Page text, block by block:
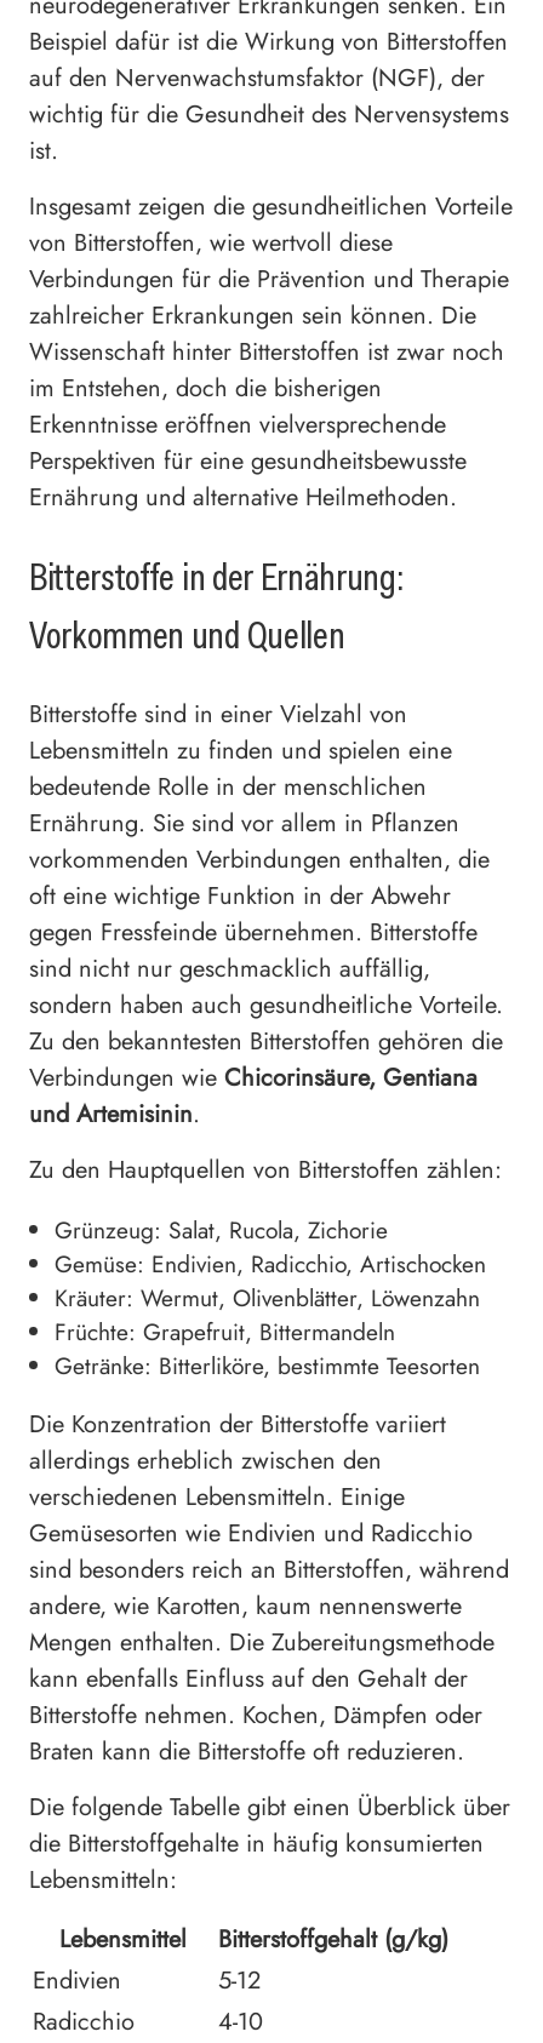
Beispiel dafür ist die Wirkung von Bitterstoffen
auf den Nervenwachstumsfaktor (NGF), der
wichtig für die Gesundheit des Nervensystems
ist.
Insgesamt zeigen die gesundheitlichen Vorteile
von Bitterstoffen, wie wertvoll diese
Verbindungen für die Prävention und Therapie
zahlreicher Erkrankungen sein können. Die
Wissenschaft hinter Bitterstoffen ist zwar noch
im Entstehen, doch die bisherigen
Erkenntnisse eröffnen vielversprechende
Perspektiven für eine gesundheitsbewusste
Ernährung und alternative Heilmethoden.
Bitterstoffe in der Ernährung:
Vorkommen und Quellen
Bitterstoffe sind in einer Vielzahl von
Lebensmitteln zu finden und spielen eine
bedeutende Rolle in der menschlichen
Ernährung. Sie sind vor allem in Pflanzen
vorkommenden Verbindungen enthalten, die
oft eine wichtige Funktion in der Abwehr
gegen Fressfeinde übernehmen. Bitterstoffe
sind nicht nur geschmacklich auffällig,
sondern haben auch gesundheitliche Vorteile.
Zu den bekanntesten Bitterstoffen gehören die
Verbindungen wie Chicorinsäure, Gentiana
und Artemisinin.
Zu den Hauptquellen von Bitterstoffen zählen:
Grünzeug: Salat, Rucola, Zichorie
Gemüse: Endivien, Radicchio, Artischocken
Kräuter: Wermut, Olivenblätter, Löwenzahn
Früchte: Grapefruit, Bittermandeln
Getränke: Bitterliköre, bestimmte Teesorten
Die Konzentration der Bitterstoffe variiert
allerdings erheblich zwischen den
verschiedenen Lebensmitteln. Einige
Gemüsesorten wie Endivien und Radicchio
sind besonders reich an Bitterstoffen, während
andere, wie Karotten, kaum nennenswerte
Mengen enthalten. Die Zubereitungsmethode
kann ebenfalls Einfluss auf den Gehalt der
Bitterstoffe nehmen. Kochen, Dämpfen oder
Braten kann die Bitterstoffe oft reduzieren.
Die folgende Tabelle gibt einen Überblick über
die Bitterstoffgehalte in häufig konsumierten
Lebensmitteln:
Lebensmittel
Bitterstoffgehalt (g/kg)
Endivien
5-12
Radicchio
4-10